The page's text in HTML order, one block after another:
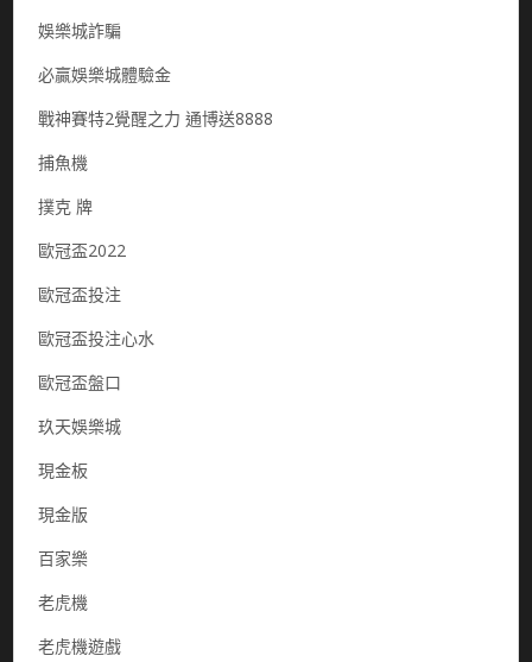
娛樂城詐騙
必贏娛樂城體驗金
戰神賽特2覺醒之力 通博送8888
捕魚機
撲克 牌
歐冠盃2022
歐冠盃投注
歐冠盃投注心水
歐冠盃盤口
玖天娛樂城
現金板
現金版
百家樂
老虎機
老虎機遊戲